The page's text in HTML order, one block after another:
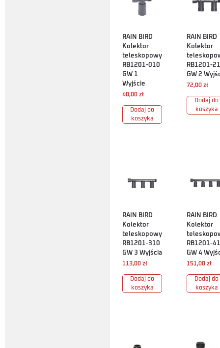
RAIN BIRD
Kolektor
teleskopowy
RB1201-010
GW 1
Wyjście
40,00 zł
Dodaj do
koszyka
RAIN BIRD
Kolektor
RB1201-
GW 2
72,00 zł
Dodaj do
koszyka
RAIN BIRD
Kolektor
teleskopowy
RB1201-310
GW 3 Wyjścia
113,00 zł
Dodaj do
koszyka
RAIN BIRD
Kolektor
RB1201-
GW 4
151,00 zł
Dodaj do
koszyka